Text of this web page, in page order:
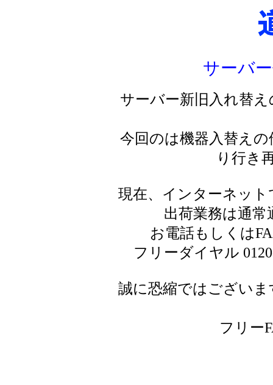
サーバ
サーバー新旧入れ替
今回のは機器入替え
り行き
現在、インターネッ
出荷業務は通
お電話もしくは
フリーダイヤル
誠に恐縮ではござい
フリー